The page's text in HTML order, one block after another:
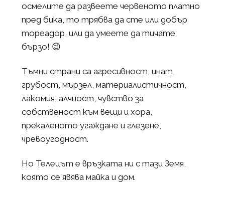
осмелите да развеете червеното платно
пред бика, то трябва да сте или добър
тореадор, или да умеете да тичате
бързо! 😉
Тъмни страни са агресивност, инат,
грубост, мързел, материалистичност,
лакомия, алчност, чувство за
собственост към вещи и хора,
прекаленото угаждане и глезене,
чревоугодност.
Но Телецът е връзката ни с тази Земя,
която се явява майка и дом.